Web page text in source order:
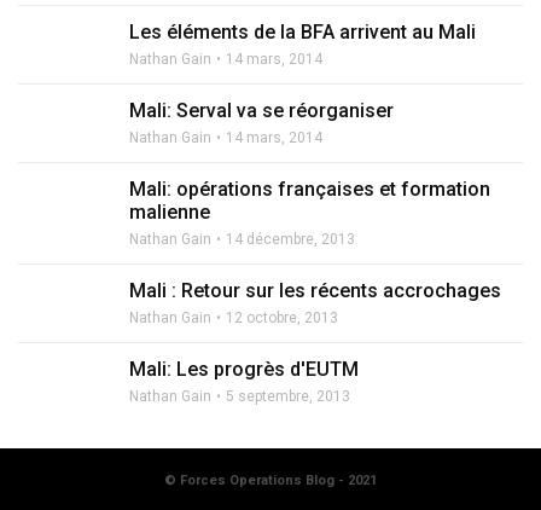
Les éléments de la BFA arrivent au Mali
Nathan Gain 14 mars, 2014
Mali: Serval va se réorganiser
Nathan Gain 14 mars, 2014
Mali: opérations françaises et formation
malienne
Nathan Gain 14 décembre, 2013
Mali : Retour sur les récents accrochages
Nathan Gain 12 octobre, 2013
Mali: Les progrès d'EUTM
Nathan Gain 5 septembre, 2013
© Forces Operations Blog - 2021